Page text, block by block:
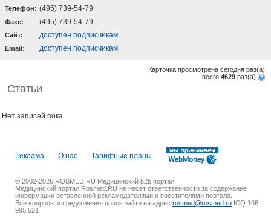
Телефон: (495) 739-54-79
Факс: (495) 739-54-79
Cайт: доступен подписчикам
Email: доступен подписчикам
Карточка просмотрена сегодня раз(a)
всего 4629 раз(a)
Статьи
Нет записей пока
Реклама О нас Тарифные планы
© 2002-2026 ROSMED.RU Медицинский b2b портал
Медицинский портал Rosmed.RU не несет ответственности за содержание
информации оставленной рекламодателями и посетителями портала.
Все вопросы и предложения присылайте на адрес rosmed@rosmed.ru ICQ 108
995 521